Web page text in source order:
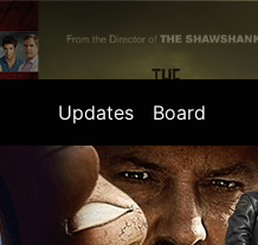
Updates Board